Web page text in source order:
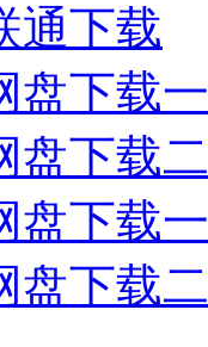
通下载
盘下载一
盘下载二
盘下载一
盘下载二